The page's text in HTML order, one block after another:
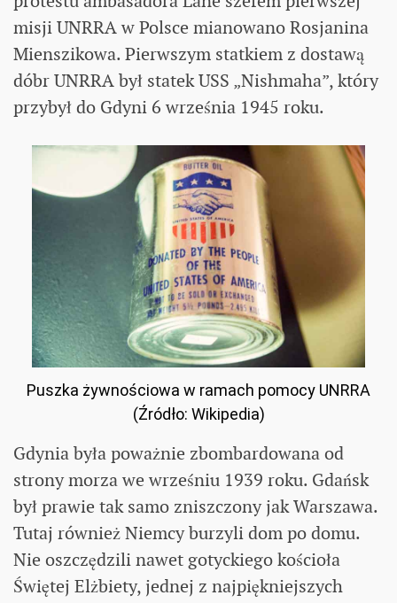
misji UNRRA w Polsce mianowano Rosjanina
Mienszikowa. Pierwszym statkiem z dostawą
dóbr UNRRA był statek USS „Nishmaha”, który
przybył do Gdyni 6 września 1945 roku.
Puszka żywnościowa w ramach pomocy UNRRA
(Źródło: Wikipedia)
Gdynia była poważnie zbombardowana od
strony morza we wrześniu 1939 roku. Gdańsk
był prawie tak samo zniszczony jak Warszawa.
Tutaj również Niemcy burzyli dom po domu.
Nie oszczędzili nawet gotyckiego kościoła
Świętej Elżbiety, jednej z najpiękniejszych